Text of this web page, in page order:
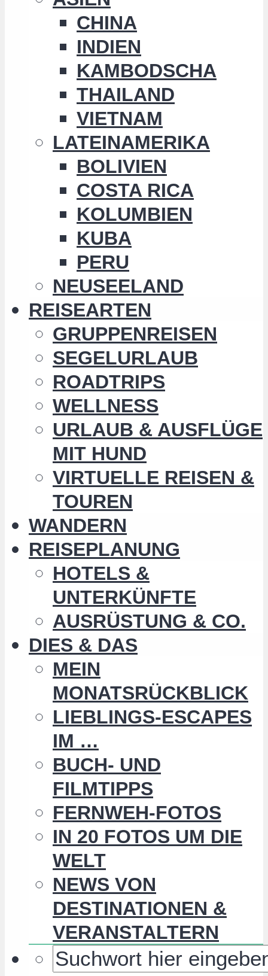
CHINA
INDIEN
KAMBODSCHA
THAILAND
VIETNAM
LATEINAMERIKA
BOLIVIEN
COSTA RICA
KOLUMBIEN
KUBA
PERU
NEUSEELAND
REISEARTEN
GRUPPENREISEN
SEGELURLAUB
ROADTRIPS
WELLNESS
URLAUB & AUSFLÜGE
MIT HUND
VIRTUELLE REISEN &
TOUREN
WANDERN
REISEPLANUNG
HOTELS &
UNTERKÜNFTE
AUSRÜSTUNG & CO.
DIES & DAS
MEIN
MONATSRÜCKBLICK
LIEBLINGS-ESCAPES
IM …
BUCH- UND
FILMTIPPS
FERNWEH-FOTOS
IN 20 FOTOS UM DIE
WELT
NEWS VON
DESTINATIONEN &
VERANSTALTERN